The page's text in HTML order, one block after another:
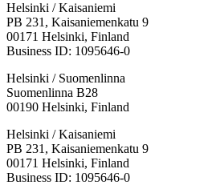
Helsinki / Kaisaniemi
PB 231, Kaisaniemenkatu 9
00171 Helsinki, Finland
Business ID: 1095646-0
Helsinki / Suomenlinna
Suomenlinna B28
00190 Helsinki, Finland
Facebook:
Opens
in
a
Instagram:
Opens
in
a
TikTop:
Opens
in
a
Youtube:
Opens
in
a
Vimeo:
Opens
in
a
Helsinki / Kaisaniemi
PB 231, Kaisaniemenkatu 9
00171 Helsinki, Finland
Business ID: 1095646-0